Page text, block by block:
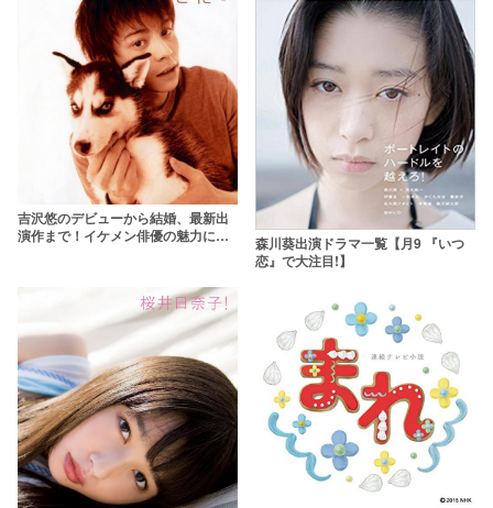
吉沢悠のデビューから結婚、最新出
演作まで！イケメン俳優の魅力に迫
森川葵出演ドラマ一覧【月9 『いつ
恋』で大注目!】